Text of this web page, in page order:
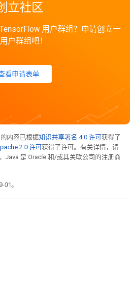
立社区
用户群组？申请创立一
户群组吧！
看申请表单
内容已根据知识共享署名 4.0 许可获得了
2.0 许可获得了许可。有关详情，请
Java 是 Oracle 和/或其关联公司的注册商
01。